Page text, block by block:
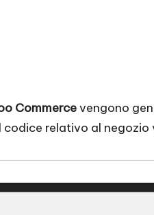
Commercevengono
relativo al negozio